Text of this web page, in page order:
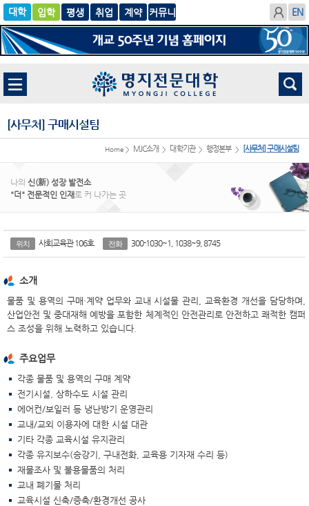
입학
글로
벌
평생 취업
계
약
[사무처] 구매시설팀
Home > MJC소개 > 대학기관 > 행정본부 > [사무처] 구매시설팀
나의 신(新) 성장 발전소
"더" 전문적인 인재로 커 나가는 곳
위치 사회교육관 106호 전화 300-1030~1, 1038~9, 8745
소개
물품 및 용역의 구매·계약 업무와 교내 시설물 관리, 교육환경 개선을 담당하며,
산업안전 및 중대재해 예방을 포함한 체계적인 안전관리로 안전하고 쾌적한 캠퍼
스 조성을 위해 노력하고 있습니다.
주요업무
각종 물품 및 용역의 구매 계약
전기시설, 상하수도 시설 관리
에어컨/보일러 등 냉난방기 운영관리
교내/교외 이용자에 대한 시설 대관
기타 각종 교육시설 유지관리
각종 유지보수(승강기, 구내전화, 교육용 기자재 수리 등)
재물조사 및 불용물품의 처리
교내 폐기물 처리
교육시설 신축/증축/환경개선 공사